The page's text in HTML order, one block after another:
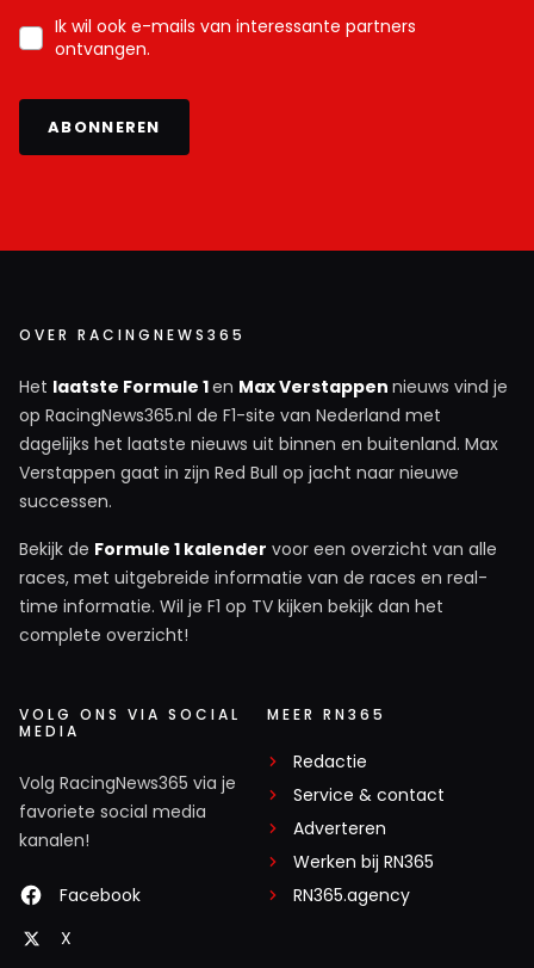
Ik wil ook e-mails van interessante partners
ontvangen.
ABONNEREN
OVER RACINGNEWS365
Het laatste Formule 1en Max Verstappen nieuws vind je
op RacingNews365.nl de F1-site van Nederland met
dagelijks het laatste nieuws uit binnen en buitenland. Max
Verstappen gaat in zijn Red Bull op jacht naar nieuwe
successen.
Bekijk de Formule 1 kalender voor een overzicht van alle
races, met uitgebreide informatie van de races en real-
time informatie. Wil je F1 op TV kijken bekijk dan het
complete overzicht!
VOLG ONS VIA SOCIAL
MEDIA
Volg RacingNews365 via je
favoriete social media
kanalen!
Facebook
X
MEER RN365
Redactie
Service & contact
Adverteren
Werken bij RN365
RN365.agency